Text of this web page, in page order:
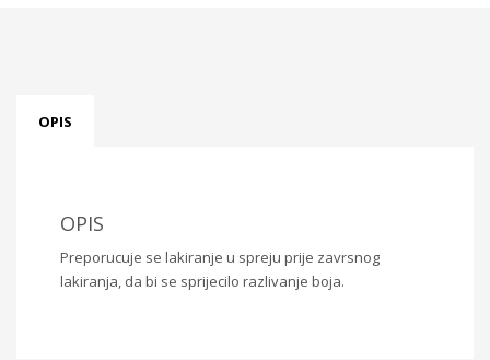
OPIS
OPIS
Preporucuje se lakiranje u spreju prije zavrsnog
lakiranja, da bi se sprijecilo razlivanje boja.